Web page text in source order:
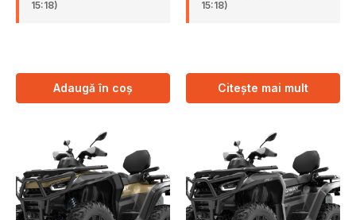
15:18)
Adaugă în coș
15:18)
Citește mai mult